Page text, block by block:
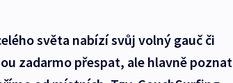
světa nabízí svůj volný gauč či
zadarmo přespat, ale hlavně poznat